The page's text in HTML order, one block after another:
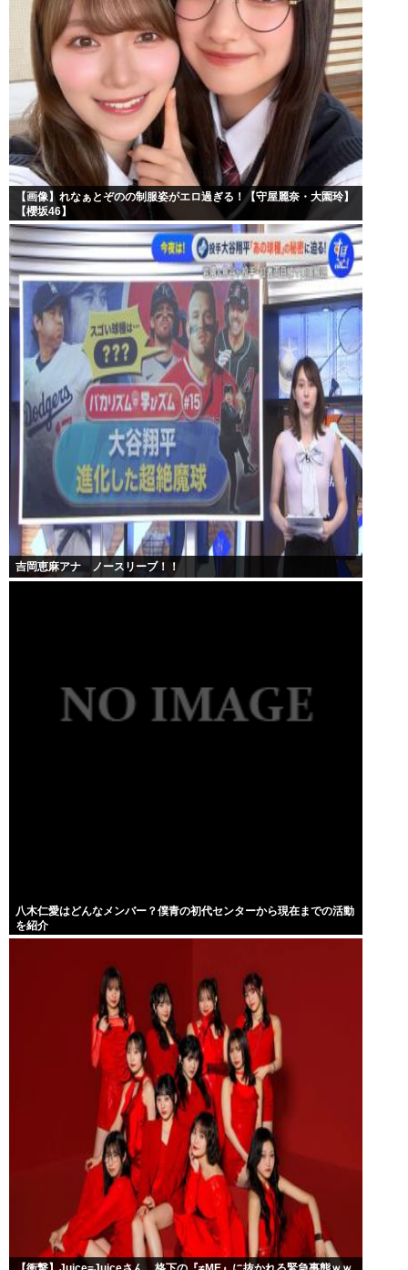
【画像】れなぁとぞのの制服姿がエロ過ぎる！【守屋麗奈・大園玲】
【櫻坂46】
吉岡恵麻アナ ノースリーブ！！
八木仁愛はどんなメンバー？僕青の初代センターから現在までの活動
を紹介